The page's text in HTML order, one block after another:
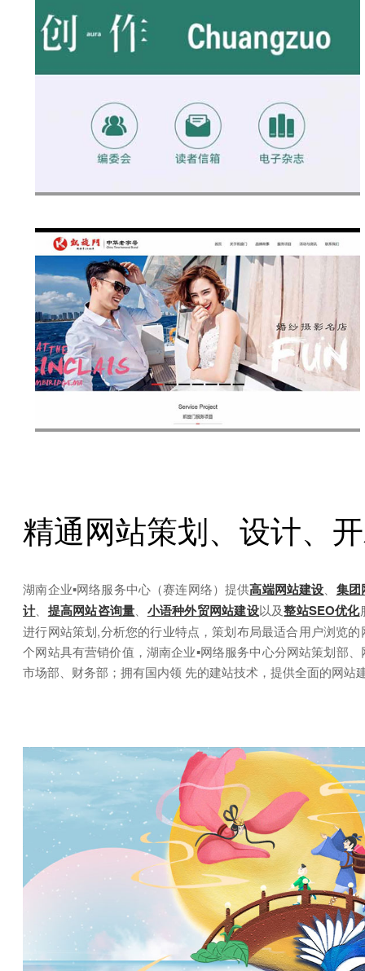
》编辑部 （长沙市文联）
志原名《新创作》，1982年创刊。是一
主管，长沙市文联主办，拥有国际标准
1007-3876)、国内统一刊号(CN43-
年被国家新闻出版
美建设开发集团有限公司
设开发集团有限公司，是一家致力于建
、施工、管理为主体，涵盖投资、能
环保、检测、培训等多领域发展的现代
公司成立于2018年，位于湖南省长沙市
南路222号御邦国际广场五楼，现有人员
精通网站策划、设计、
湖南企业▪网络服务中心（赛连网络）提供高端网站建设 集团
计、 提高网站咨询量 小语种外贸网站建设以及整站SEO优化
进行网站策划,分析您的行业特点，策划布局最适合用户浏览
个网站具有营销价值，湖南企业▪网络服务中心分网站策划部、
市场部、财务部；拥有国内领 先的建站技术，提供全面的网站